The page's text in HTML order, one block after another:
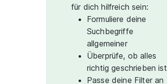
für dich hilfreich sein:
Formuliere deine
Suchbegriffe
allgemeiner
Überprüfe, ob alles
richtig geschrieben ist
Passe deine Filter an